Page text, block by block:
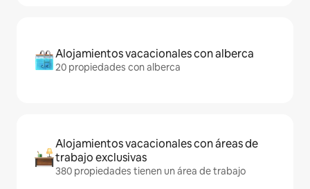
Alojamientos vacacionales con alberca
20 propiedades con alberca
Alojamientos vacacionales con áreas de
trabajo exclusivas
380 propiedades tienen un área de trabajo